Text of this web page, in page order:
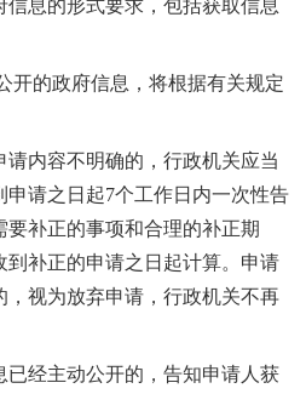
信息的形式要求，包括获取信息
开的政府信息，将根据有关规定
请内容不明确的，行政机关应当
请之日起7个工作日内一次性告
补正的事项和合理的补正期
到补正的申请之日起计算。申请
，视为放弃申请，行政机关不再
已经主动公开的，告知申请人获